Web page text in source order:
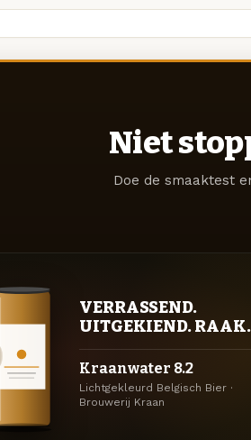
Niet
Doe de smaaktest
VERRASSEND.
UITGEKIEND. RAAK.
Kraanwater 8.2
Lichtgekleurd Belgisch Bier ·
Brouwerij Kraan